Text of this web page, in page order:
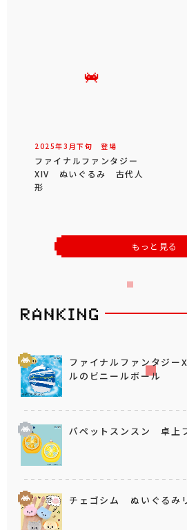
2025年3 月下旬 登場
ファイナルファンタジー
XIV ぬいぐるみ 古代人
形
もっと見る
ファイナルファンタジ
ルのビニールボール
パペットスンスン 卓上
チェゴシム ぬいぐるみ